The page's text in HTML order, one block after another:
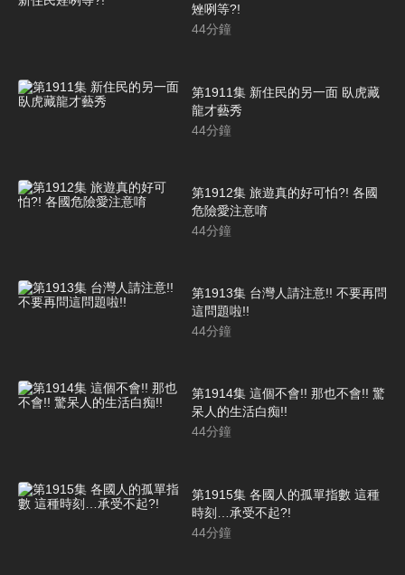
矬咧等?!
44分鐘
第1911集 新住民的另一面 臥虎藏
龍才藝秀
44分鐘
第1912集 旅遊真的好可怕?! 各國
危險愛注意唷
44分鐘
第1913集 台灣人請注意!! 不要再問
這問題啦!!
44分鐘
第1914集 這個不會!! 那也不會!! 驚
呆人的生活白痴!!
44分鐘
第1915集 各國人的孤單指數 這種
時刻…承受不起?!
44分鐘